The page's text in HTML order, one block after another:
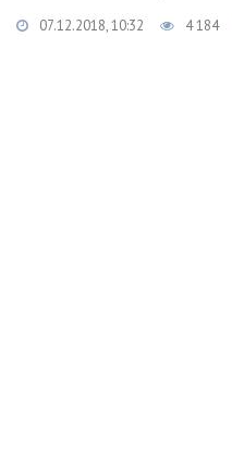
07.12.2018, 10:32 4 184